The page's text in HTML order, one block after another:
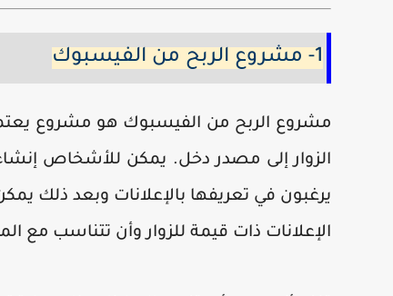
1- مشروع الربح من الفيسبوك
مشروع الربح من الفيسبوك هو مشروع
الزوار إلى مصدر دخل. يمكن للأشخاص
يرغبون في تعريفها بالإعلانات وبعد ذلك
الإعلانات ذات قيمة للزوار وأن تتناسب